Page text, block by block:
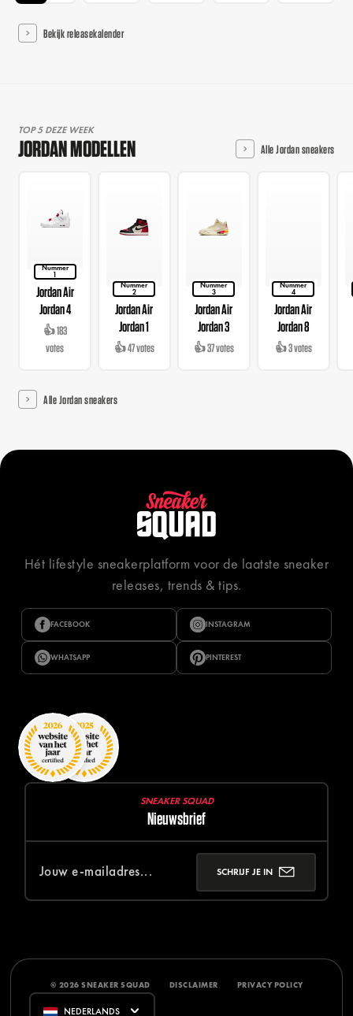
Bekijk releasekalender
TOP 5 DEZE WEEK
JORDAN MODELLEN Alle Jordan sneakers
Nummer
1
Jordan Air
Jordan 4
👍 183
votes
Nummer
2
Jordan Air
Jordan 1
👍 47 votes
Nummer
3
Jordan Air
Jordan 3
👍 37 votes
Nummer
4
Jordan Air
Jordan 8
👍 3 votes
Alle Jordan sneakers
Hét lifestyle sneakerplatform voor de laatste sneaker
releases, trends & tips.
FACEBOOK INSTAGRAM
WHATSAPP PINTEREST
SNEAKER SQUAD
Nieuwsbrief
SCHRIJF JE IN
© 2026 SNEAKER SQUAD DISCLAIMER PRIVACY POLICY
NEDERLANDS